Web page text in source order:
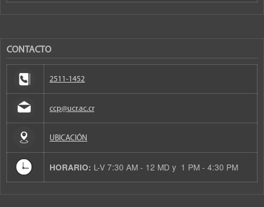
CONTACTO
2511-1452
ccp@ucr.ac.cr
UBICACIÓN
HORARIO: L-V 7:30 AM - 12 MD y 1 PM - 4:30 PM